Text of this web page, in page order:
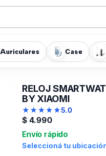
Auriculares Case
RELOJ
BY XIAOMI
★★★★★5.0
$ 4.990
Envío rápido
Seleccioná tu